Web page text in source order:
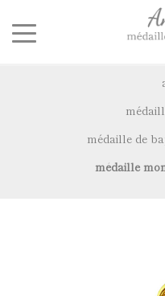
médaille de
médaille